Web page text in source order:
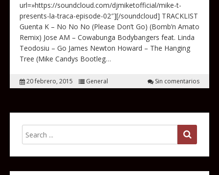
url=»https://soundcloud.com/djmiketofficial/mike-t-
presents-la-traca-episode-02″][/soundcloud] TRACKLIST
Guenta K – No No No (Please Don’t Go) (Bomb’n Amato
Remix) Jose AM – Cowabunga Bodybangers feat. Linda
Teodosiu – Go James Newton Howard – The Hanging
Tree (Mike Candys Bootleg…
20 febrero, 2015 General Sin comentarios